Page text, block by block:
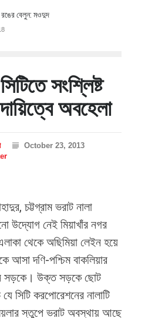
বেলুন: মওদুদ
সংশ্লিষ্ট
অবহেলা
October 23, 2013
চট্টগ্রাম ভরাট নালা
উদ্যোগ নেই মিয়াখাঁর নগর
থেকে অছিমিয়া লেইন হয়ে
আসা দণি-পশ্চিম বাকলিয়ার
সড়কে। উক্ত সড়কে ছোট
যে সিটি করপোরেশনের নালাটি
ময়লার স্তুপে ভরাট অবস্থায় আছে